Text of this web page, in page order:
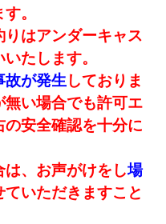
。
はアンダーキャス
たします。
故が発生 しておりま
い場合でも許可エ
の安全確認を十分に
は、お声がけをし場
ていただきますこと